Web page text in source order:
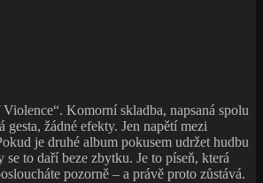
Komorní skladba, napsaná spolu
gesta, žádné efekty. Jen napětí mezi
je druhé album pokusem udržet hudbu
to daří beze zbytku. Je to píseň, která
pozorně – a právě proto zůstává.